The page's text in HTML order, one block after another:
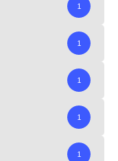
1
1
1
1
1